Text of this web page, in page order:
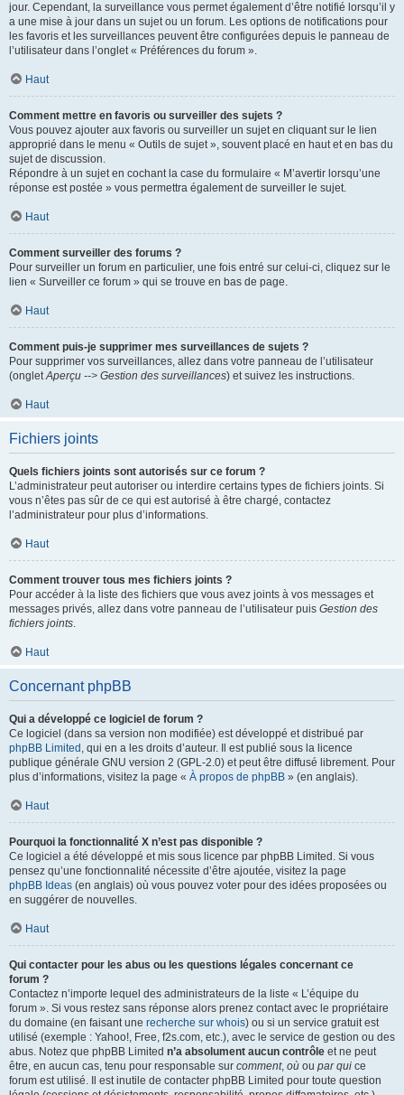
jour. Cependant, la surveillance vous permet également d’être notifié lorsqu’il y
a une mise à jour dans un sujet ou un forum. Les options de notifications pour
les favoris et les surveillances peuvent être configurées depuis le panneau de
l’utilisateur dans l’onglet « Préférences du forum ».
Haut
Comment mettre en favoris ou surveiller des sujets ?
Vous pouvez ajouter aux favoris ou surveiller un sujet en cliquant sur le lien
approprié dans le menu « Outils de sujet », souvent placé en haut et en bas du
sujet de discussion.
Répondre à un sujet en cochant la case du formulaire « M’avertir lorsqu’une
réponse est postée » vous permettra également de surveiller le sujet.
Haut
Comment surveiller des forums ?
Pour surveiller un forum en particulier, une fois entré sur celui-ci, cliquez sur le
lien « Surveiller ce forum » qui se trouve en bas de page.
Haut
Comment puis-je supprimer mes surveillances de sujets ?
Pour supprimer vos surveillances, allez dans votre panneau de l’utilisateur
(ongletAperçu --> Gestion des surveillances) et suivez les instructions.
Haut
Fichiers joints
Quels fichiers joints sont autorisés sur ce forum ?
L’administrateur peut autoriser ou interdire certains types de fichiers joints. Si
vous n’êtes pas sûr de ce qui est autorisé à être chargé, contactez
l’administrateur pour plus d’informations.
Haut
Comment trouver tous mes fichiers joints ?
Pour accéder à la liste des fichiers que vous avez joints à vos messages et
messages privés, allez dans votre panneau de l’utilisateur puis Gestion des
fichiers joints.
Haut
Concernant phpBB
Qui a développé ce logiciel de forum ?
Ce logiciel (dans sa version non modifiée) est développé et distribué par
phpBB Limited , qui en a les droits d’auteur. Il est publié sous la licence
publique générale GNU version 2 (GPL-2.0) et peut être diffusé librement. Pour
plus d’informations, visitez la page « À propos de phpBB » (en anglais).
Haut
Pourquoi la fonctionnalité X n’est pas disponible ?
Ce logiciel a été développé et mis sous licence par phpBB Limited. Si vous
pensez qu’une fonctionnalité nécessite d’être ajoutée, visitez la page
phpBB Ideas (en anglais) où vous pouvez voter pour des idées proposées ou
en suggérer de nouvelles.
Haut
Qui contacter pour les abus ou les questions légales concernant ce
forum ?
Contactez n’importe lequel des administrateurs de la liste « L’équipe du
forum ». Si vous restez sans réponse alors prenez contact avec le propriétaire
du domaine (en faisant une recherche sur whois) ou si un service gratuit est
utilisé (exemple : Yahoo!, Free, f2s.com, etc.), avec le service de gestion ou des
abus. Notez que phpBB Limited n’a absolument aucun contrôle et ne peut
être, en aucun cas, tenu pour responsable sur comment, où ou par qui ce
forum est utilisé. Il est inutile de contacter phpBB Limited pour toute question